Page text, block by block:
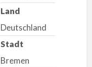
Land
Deutschland
Stadt
Bremen